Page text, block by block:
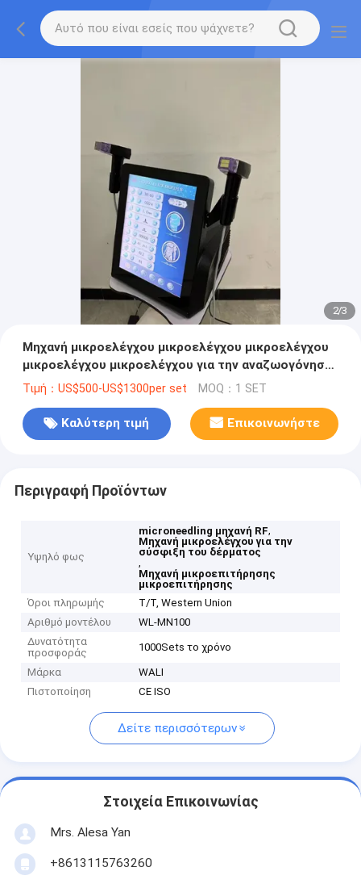
2/3
Μηχανή μικροελέγχου μικροελέγχου μικροελέγχου
μικροελέγχου μικροελέγχου για την αναζωογόνηση
και τη σύσφιξη του δέρματος
Τιμή：US$500-US$1300per set MOQ：1 SET
Καλύτερη τιμή Επικοινωνήστε
Περιγραφή Προϊόντων
Υψηλό φως
microneedling μηχανή RF,
Μηχανή μικροελέγχου για την
σύσφιξη του δέρματος
,
Μηχανή μικροεπιτήρησης
μικροεπιτήρησης
Όροι πληρωμής
T/T, Western Union
Αριθμό μοντέλου
WL-MN100
Δυνατότητα
προσφοράς
1000Sets το χρόνο
Μάρκα
WALI
Πιστοποίηση
CE ISO
Δείτε περισσότερων
Στοιχεία Επικοινωνίας
Mrs. Alesa Yan
+8613115763260